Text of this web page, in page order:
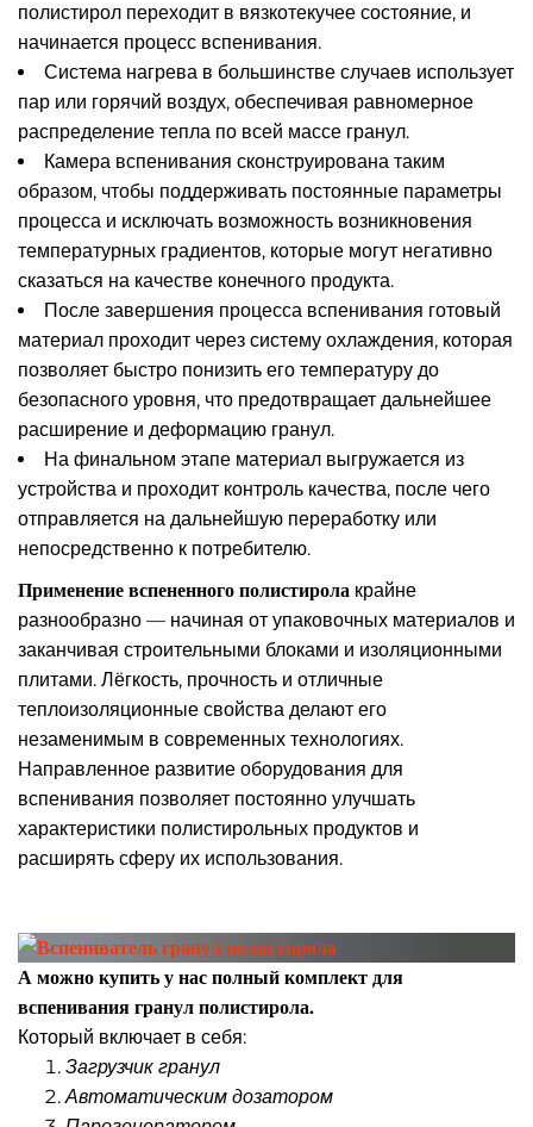
полистирол переходит в вязкотекучее состояние, и
начинается процесс вспенивания.
Система нагрева в большинстве случаев использует
пар или горячий воздух, обеспечивая равномерное
распределение тепла по всей массе гранул.
Камера вспенивания сконструирована таким
образом, чтобы поддерживать постоянные параметры
процесса и исключать возможность возникновения
температурных градиентов, которые могут негативно
сказаться на качестве конечного продукта.
После завершения процесса вспенивания готовый
материал проходит через систему охлаждения, которая
позволяет быстро понизить его температуру до
безопасного уровня, что предотвращает дальнейшее
расширение и деформацию гранул.
На финальном этапе материал выгружается из
устройства и проходит контроль качества, после чего
отправляется на дальнейшую переработку или
непосредственно к потребителю.
Применение вспененного полистирола крайне
разнообразно — начиная от упаковочных материалов и
заканчивая строительными блоками и изоляционными
плитами. Лёгкость, прочность и отличные
теплоизоляционные свойства делают его
незаменимым в современных технологиях.
Направленное развитие оборудования для
вспенивания позволяет постоянно улучшать
характеристики полистирольных продуктов и
расширять сферу их использования.
А можно купить у нас полный комплект для
вспенивания гранул полистирола.
Который включает в себя:
Загрузчик гранул
Автоматическим дозатором